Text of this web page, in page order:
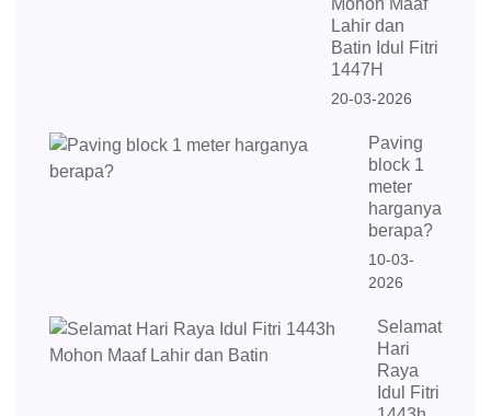
Lahir dan
Batin Idul Fitri
1447H
20-03-2026
Paving
block 1
meter
harganya
berapa?
10-03-
2026
Selamat
Hari
Raya
Idul Fitri